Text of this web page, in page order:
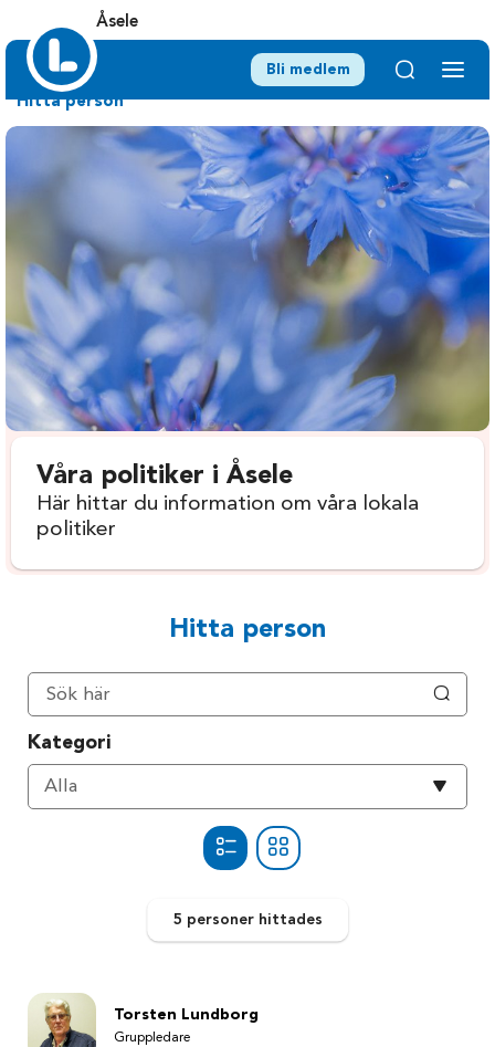
Åsele
Bli medlem
Hitta person
Våra politiker i Åsele
Här hittar du information om våra lokala
politiker
Hitta person
Kategori
Välj
Alla
5 personerhittades
Torsten Lundborg
Gruppledare